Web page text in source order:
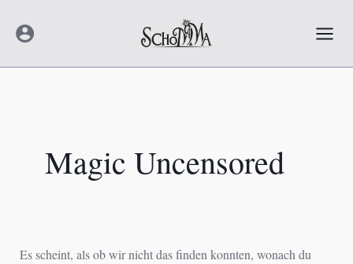
Inhalt
Magic Uncensored
Es scheint, als ob wir nicht das finden konnten, wonach du